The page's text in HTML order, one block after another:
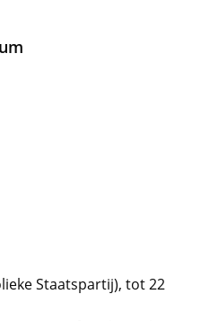
Staatspartij), tot 22